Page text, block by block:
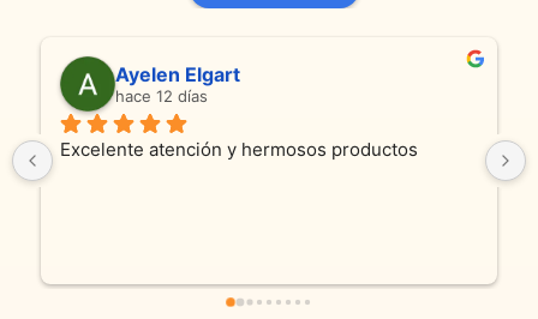
Ayelen Elgart
hace 12 días
Excelente atención y hermosos productos